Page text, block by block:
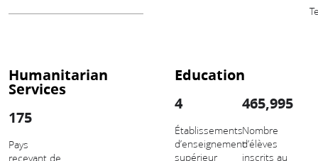
Humanitarian
Services
175
Pays
recevant de
Education
4
Établissements
d’enseignement
supérieur
465,995
Nombre
d’élèves
inscrits au